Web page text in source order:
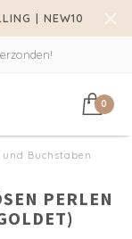
| NEW10
0
Buchstaben
PERLEN